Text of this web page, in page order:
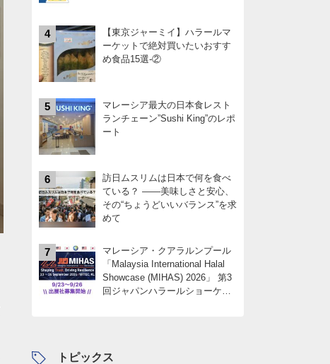
4
【東京ジャーミイ】ハラールマ
ーケットで絶対買いたいおすす
め食品15選-②
5
マレーシア最大の日本食レスト
ランチェーン”Sushi King”のレポ
ート
6
訪日ムスリムは日本で何を食べ
ている？ ――美味しさと安心、
その“ちょうどいいバランス”を求
めて
7
マレーシア・クアラルンプール
「Malaysia International Halal
Showcase (MIHAS) 2026」 第3
回ジャパンハラールショーケー
トピックス